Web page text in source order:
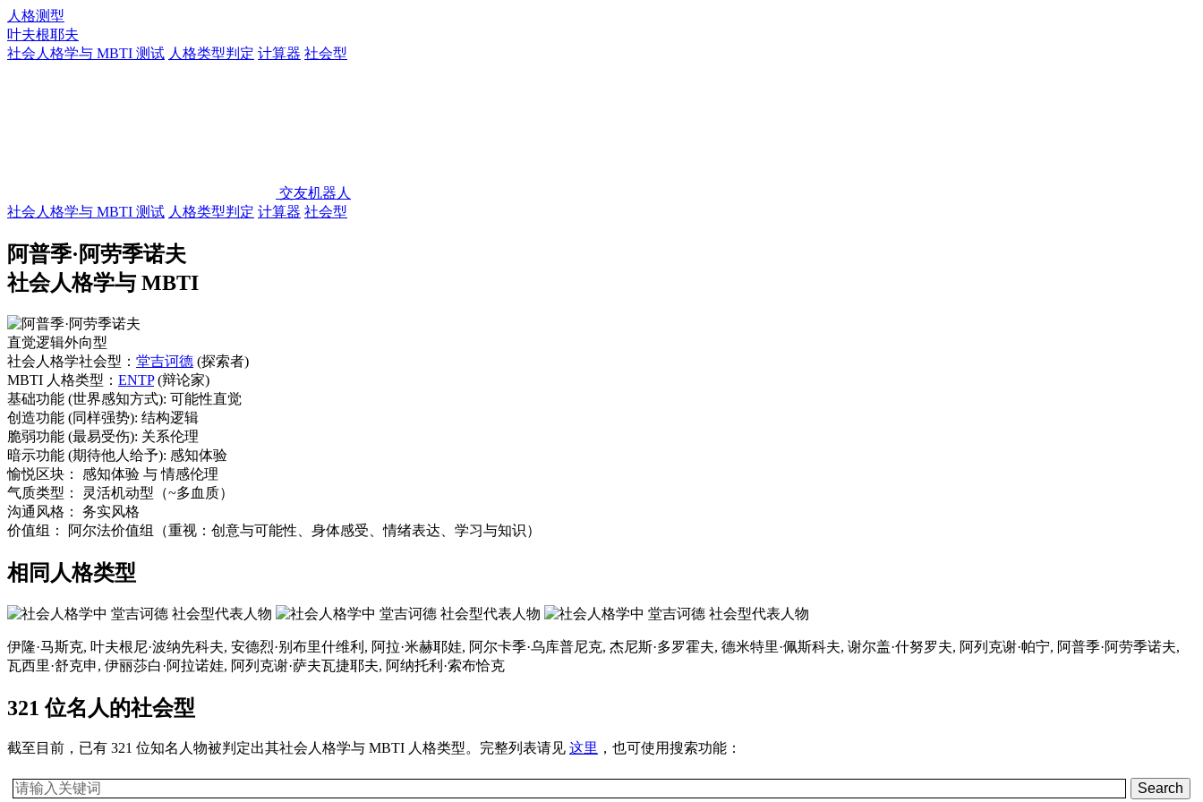
人格测型
叶夫根耶夫
社会人格学与 MBTI 测试 人格类型判定 计算器 社会型
交友机器人
社会人格学与 MBTI 测试 人格类型判定 计算器 社会型
阿普季·阿劳季诺夫
社会人格学与 MBTI
直觉逻辑外向型
社会人格学社会型： 堂吉诃德 (探索者)
MBTI 人格类型： ENTP(辩论家)
基础功能 (世界感知方式): 可能性直觉
创造功能 (同样强势): 结构逻辑
脆弱功能 (最易受伤): 关系伦理
暗示功能 (期待他人给予): 感知体验
愉悦区块：
感知体验 与情感伦理
气质类型：
灵活机动型（~多血质）
沟通风格：
务实风格
价值组：
阿尔法价值组（重视：创意与可能性、身体感受、情绪表达、学习与知识）
相同人格类型
伊隆·马斯克, 叶夫根尼·波纳先科夫, 安德烈·别布里什维利, 阿拉·米赫耶娃, 阿尔卡季·乌库普尼克, 杰尼斯·多罗霍夫, 德米特里·佩斯科夫, 谢尔盖·什努罗夫, 阿列克谢·帕宁, 阿普季·阿劳季诺夫,
瓦西里·舒克申, 伊丽莎白·阿拉诺娃, 阿列克谢·萨夫瓦捷耶夫, 阿纳托利·索布恰克
321 位名人的社会型
截至目前，已有 321 位知名人物被判定出其社会人格学与 MBTI 人格类型。完整列表请见 这里 ，也可使用搜索功能：